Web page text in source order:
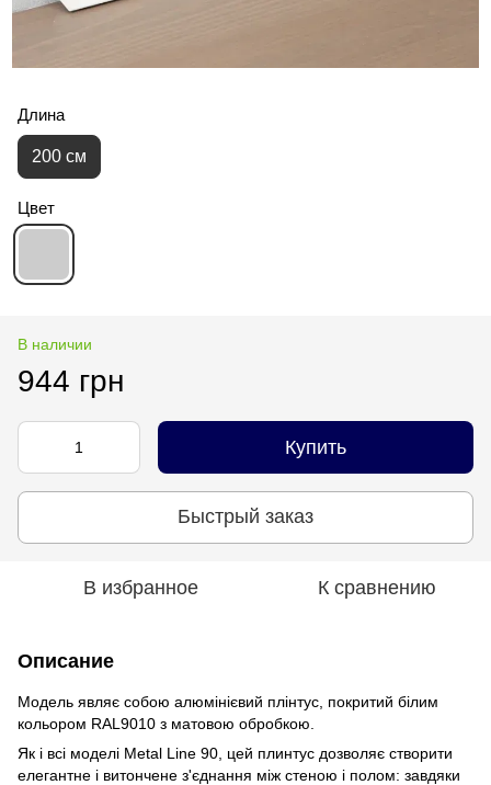
Длина
200 см
Цвет
В наличии
944 грн
Купить
Быстрый заказ
В избранное К сравнению
Описание
Модель являє собою алюмінієвий плінтус, покритий білим
кольором RAL9010 з матовою обробкою.
Як і всі моделі Metal Line 90, цей плинтус дозволяє створити
елегантне і витончене з'єднання між стеною і полом: завдяки